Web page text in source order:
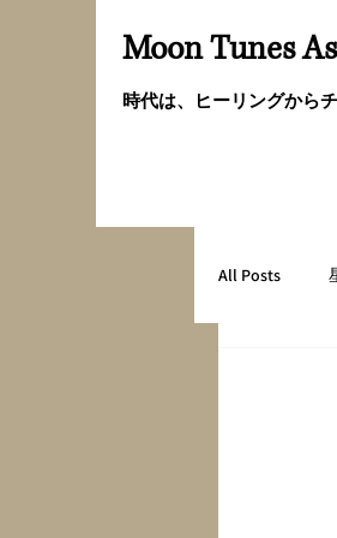
Moon Tunes
時代は、ヒーリングから
All Posts